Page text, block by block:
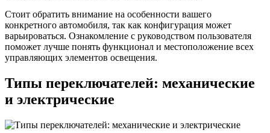
Стоит обратить внимание на особенности вашего
конкретного автомобиля, так как конфигурация может
варьироваться. Ознакомление с руководством пользователя
поможет лучше понять функционал и местоположение всех
управляющих элементов освещения.
Типы переключателей: механические
и электрические